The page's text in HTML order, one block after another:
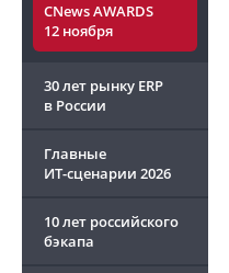
CNews AWARDS
12 ноября
30 лет рынку ERP
в России
Главные
ИТ-сценарии 2026
10 лет российского
бэкапа